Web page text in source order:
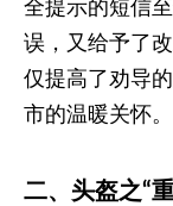
全提示的短信
误，又给予了
仅提高了劝导
市的温暖关怀。
二、头盔之“